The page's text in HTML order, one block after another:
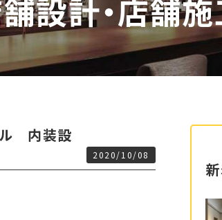
設計・店舗
ル 内装設
2020/10/08